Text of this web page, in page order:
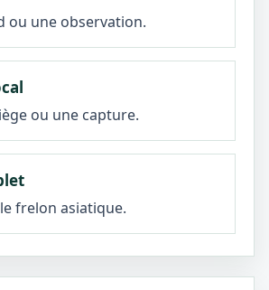
ou une observation.
ou une capture.
frelon asiatique.